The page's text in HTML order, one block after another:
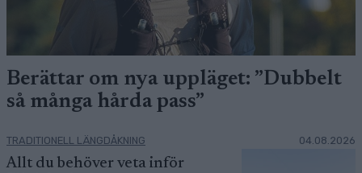
Berättar om nya uppläget: ”Dubbelt
så många hårda pass”
TRADITIONELL LÄNGDÅKNING 04.08.2026
Allt du behöver veta inför